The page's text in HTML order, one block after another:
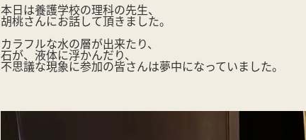
本日は養護学校の理科の先生、
胡桃さんにお話して頂きました。
カラフルな水の層が出来たり、
石が、液体に浮かんだり、
不思議な現象に参加の皆さんは夢中になっていました。